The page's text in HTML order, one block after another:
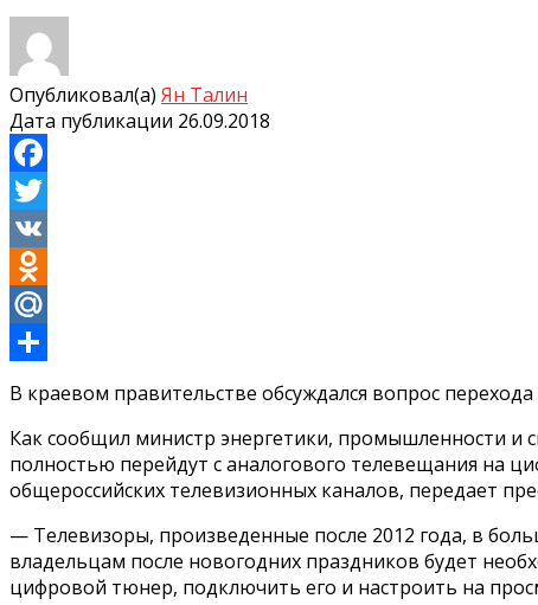
Опубликовал(а) Ян Талин
Дата публикации 26.09.2018
Facebook
Twitter
VK
Odnoklassniki
Mail.Ru
Отправить
В краевом правительстве обсуждался вопрос
Как сообщил министр энергетики, промышленности и
полностью перейдут с аналогового телевещания на
общероссийских телевизионных каналов, передает
— Телевизоры, произведенные после 2012 года, в
владельцам после новогодних праздников будет
цифровой тюнер, подключить его и настроить на